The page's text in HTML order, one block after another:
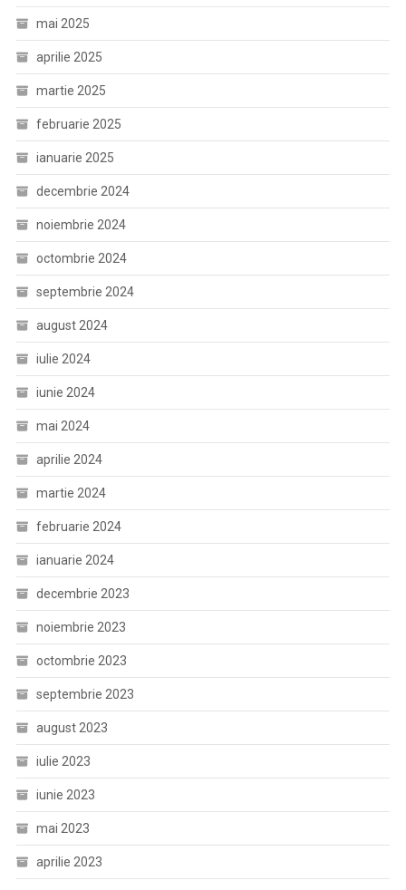
mai 2025
aprilie 2025
martie 2025
februarie 2025
ianuarie 2025
decembrie 2024
noiembrie 2024
octombrie 2024
septembrie 2024
august 2024
iulie 2024
iunie 2024
mai 2024
aprilie 2024
martie 2024
februarie 2024
ianuarie 2024
decembrie 2023
noiembrie 2023
octombrie 2023
septembrie 2023
august 2023
iulie 2023
iunie 2023
mai 2023
aprilie 2023